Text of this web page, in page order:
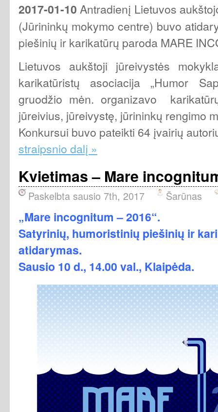
2017-01-10 Antradienį Lietuvos
(Jūrininkų mokymo centre) buvo
piešinių ir karikatūrų paroda MARE
Lietuvos aukštoji jūreivystės
karikatūristų asociacija „Humor
gruodžio mėn. organizavo
jūreivius, jūreivystę, jūrininkų rengimo
Konkursui buvo pateikti 64 įvairių
straipsnio dalį »
Kvietimas – Mare
Paskelbta sausio 7th, 2017 Šarūnas
„Mare incognitum – 2016“.
Satyrinių, humoristinių piešinių ir
atidarymas.
Sausio 10 d., 14.00 val., Klaipėda.